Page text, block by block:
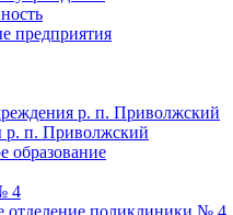
предприятия
р. п. Приволжский
р. п. Приволжский
образование
4